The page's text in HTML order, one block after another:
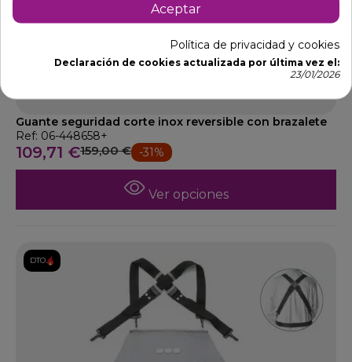
Guante seguridad corte inox reversible con brazalete
Ref: 06-448658+
109,71 €159,00 € -31%
Ver opciones
DTO.
Aceptar
Política de privacidad y cookies
Declaración de cookies actualizada por última vez el:
23/01/2026